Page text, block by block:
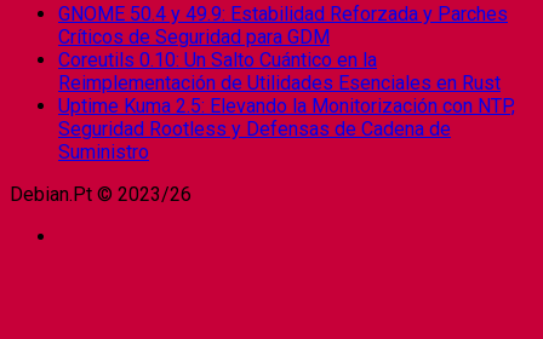
GNOME 50.4 y 49.9: Estabilidad Reforzada y Parches
Críticos de Seguridad para GDM
Coreutils 0.10: Un Salto Cuántico en la
Reimplementación de Utilidades Esenciales en Rust
Uptime Kuma 2.5: Elevando la Monitorización con NTP,
Seguridad Rootless y Defensas de Cadena de
Suministro
Debian.Pt © 2023/26